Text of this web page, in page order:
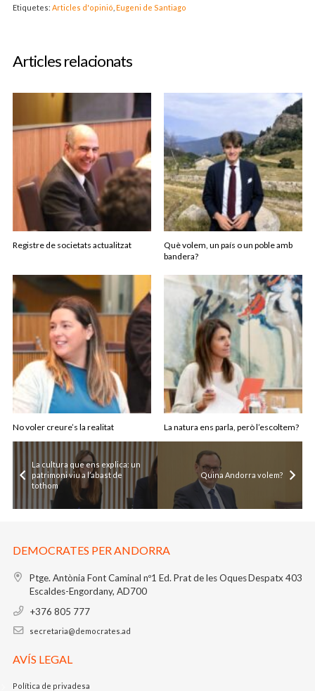
Etiquetes: Articles d'opinió Eugeni de Santiago
Articles relacionats
Registre de societats actualitzat
Què volem, un país o un poble amb
bandera?
No voler creure’s la realitat La natura ens parla, però l’escoltem?
La cultura que ens explica: un
patrimoni viu a l’abast de
tothom
Quina Andorra volem?
DEMOCRATES PER ANDORRA
Ptge. Antònia Font Caminal nº1 Ed. Prat de les OquesDespatx 403
Escaldes-Engordany, AD700
+376 805 777
secretaria@democrates.ad
AVÍS LEGAL
Política de privadesa